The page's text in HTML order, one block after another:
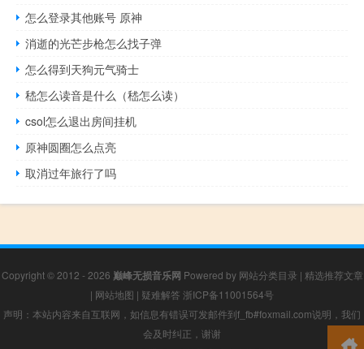
怎么登录其他账号 原神
消逝的光芒步枪怎么找子弹
怎么得到天狗元气骑士
嵇怎么读音是什么（嵇怎么读）
csol怎么退出房间挂机
原神圆圈怎么点亮
取消过年旅行了吗
Copyright © 2012 - 2026 巅峰无损音乐网 Powered by 网站分类目录 | 精选推荐文章
| 网站地图 | 疑难解答 浙ICP备11001564号
声明：本站内容来自互联网，如信息有错误可发邮件到f_fb#foxmail.com说明，我们
会及时纠正，谢谢